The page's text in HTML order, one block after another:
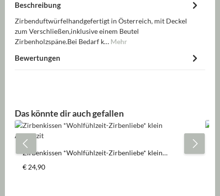
Beschreibung
Zirbenduftwürfelhandgefertigt in Österreich, mit Deckel
zum Verschließen,inklusive einem Beutel
Zirbenholzspäne.Bei Bedarf k… Mehr
Bewertungen
Produktgalerie überspringen
Das könnte dir auch gefallen
Zirbenkissen *Wohlfühlzeit-Zirbenliebe* klein
Regulärer Preis:
€ 24,90